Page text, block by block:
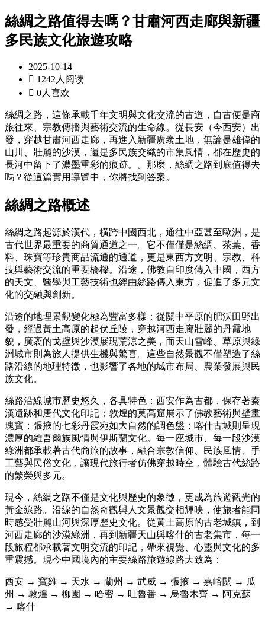
絲綢之路值得去嗎？甘肅河西走廊與新疆
多民族文化旅遊攻略
2025-10-14
 1242人阅读
 0人喜欢
絲綢之路，這條承載千年文明與文化交流的古道，自古便是商
旅往來、宗教傳播與藝術交流的生命線。從長安（今西安）出
發，穿越甘肅河西走廊，再進入新疆廣袤土地，無論是雄偉的
山川、壯麗的沙漠，還是多民族交織的市集風情，都在歷史的
長河中留下了濃墨重彩的痕跡。。那麼，絲綢之路到底值得去
嗎？從這篇實用導覽中，你將找到答案。
絲綢之路概述
絲綢之路起源於漢代，橫跨中國西北，通往中亞甚至歐洲，是
古代世界最重要的商貿通道之一。它不僅僅是絲綢、茶葉、香
料、珠寶等珍貴商品流通的通道，更是東西方文明、宗教、科
技與藝術交流的重要橋樑。沿途，佛教自印度傳入中國，西方
的天文、醫學與工藝技術也經由絲路傳入東方，促進了多元文
化的交融與創新。
沿途的地理景觀變化極為豐富多樣：從關中平原的肥沃田野出
發，經過黃土高原的起伏丘陵，穿越河西走廊壯麗的丹霞地
貌，廣袤的戈壁與沙漠展現荒涼之美，而天山雪峰、草原與綠
洲城市則為旅人提供生機與驚喜。這些自然景觀不僅塑造了絲
路沿線的地理特徵，也影響了各地的城市布局、農業發展與民
族文化。
絲路沿線城市歷史悠久，各具特色：西安作為古都，保存著秦
漢遺跡和唐代文化印記；敦煌的莫高窟展示了佛教藝術與壁畫
瑰寶；張掖的七彩丹霞宛如大自然的調色盤；喀什古城則呈現
濃厚的維吾爾族風情與伊斯蘭文化。每一座城市、每一段沙漠
綠洲都承載著古代商旅的故事，融合宗教信仰、民族風情、手
工藝與民俗文化，讓現代旅行者仿佛穿越時空，體驗古代絲路
的繁榮與多元。
現今，絲綢之路不僅是文化與歷史的象徵，更成為旅遊觀光的
黃金線路。沿線的自然奇觀與人文景觀交相輝映，使旅者能同
時感受壯麗山河與深厚歷史文化。從黃土高原的古老城鎮，到
河西走廊的沙漠綠洲，再到新疆天山與喀什的古老集市，每一
段旅程都承載著文明交流的印記，帶來視覺、心靈與文化的多
重震撼。現今中國境內的主要絲路旅遊線路大致為：
西安 → 寶雞 → 天水 → 蘭州 → 武威 → 張掖 → 嘉峪關 → 瓜
州 → 敦煌 → 柳園 → 哈密 → 吐魯番 → 烏魯木齊 → 阿克蘇
→ 喀什